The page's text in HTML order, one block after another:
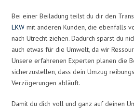
Bei einer Beiladung teilst du dir den
LKW mit anderen Kunden, die ebenfalls
nach Utrecht ziehen. Dadurch sparst du
auch etwas für die Umwelt, da wir
Unsere erfahrenen Experten planen die
sicherzustellen, dass dein Umzug
Verzögerungen abläuft.
Damit du dich voll und ganz auf deinen